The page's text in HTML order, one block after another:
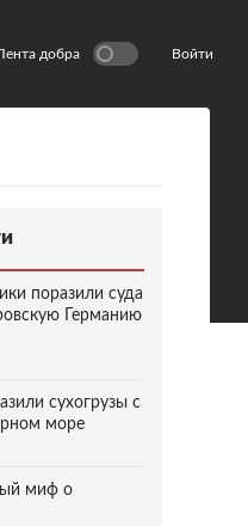
добра Войти
поразили суда
Германию
сухогрузы с
море
миф о